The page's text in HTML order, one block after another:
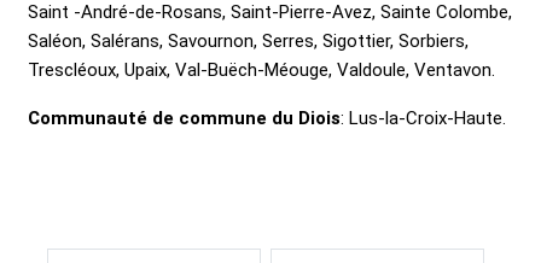
Saint -André-de-Rosans,Saint-Pierre-Avez, Sainte Colombe,
Saléon, Salérans, Savournon, Serres, Sigottier, Sorbiers,
Trescléoux,Upaix,Val-Buëch-Méouge,Valdoule,Ventavon.
Communauté de commune du Diois:Lus-la-Croix-Haute.